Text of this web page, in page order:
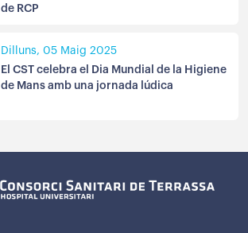
de RCP
Dilluns, 05 Maig 2025
El CST celebra el Dia Mundial de la Higiene
de Mans amb una jornada lúdica